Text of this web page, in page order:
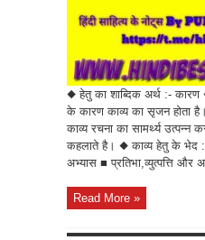
◆ हेतु का शाब्दिक अर्थ :-
के कारण काव्य का सृजन होता
काव्य रचना का सामर्थ्य उत्पन्न
कहलाते है। ◆ काव्य हेतु के भेद :-
अभ्यास ■ प्रतिभा,व्युत्पत्ति और
Read More »